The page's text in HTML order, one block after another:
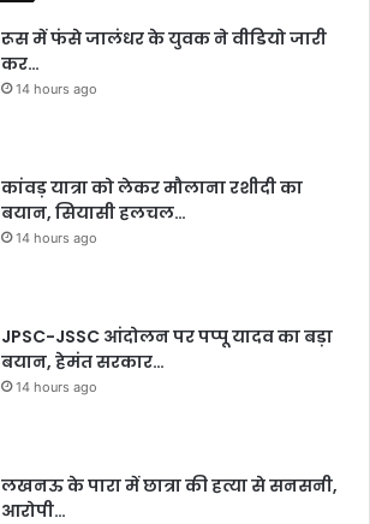
रूस में फंसे जालंधर के युवक ने वीडियो जारी
कर…
14 hours ago
कांवड़ यात्रा को लेकर मौलाना रशीदी का
बयान, सियासी हलचल…
14 hours ago
JPSC-JSSC आंदोलन पर पप्पू यादव का बड़ा
बयान, हेमंत सरकार…
14 hours ago
लखनऊ के पारा में छात्रा की हत्या से सनसनी,
आरोपी…